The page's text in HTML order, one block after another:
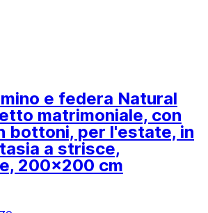
e federa Natural
matrimoniale, con
bottoni, per l'estate, in
a strisce,
200x200 cm